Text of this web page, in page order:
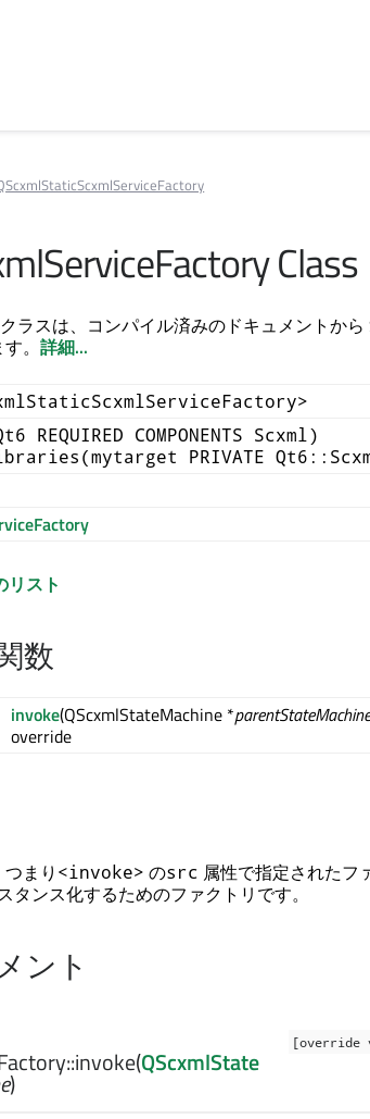
Class
ラスは、コンパイル済みのドキュメントから
。 詳細...
REQUIRED COMPONENTS Scxml)
PRIVATE
リスト
数
invoke(QScxmlStateMachine *parentStateMachine
override
まり <invoke> のsrc 属性で指定されたフ
タンス化するためのファクトリです。
ント
invoke(QScxmlState
)